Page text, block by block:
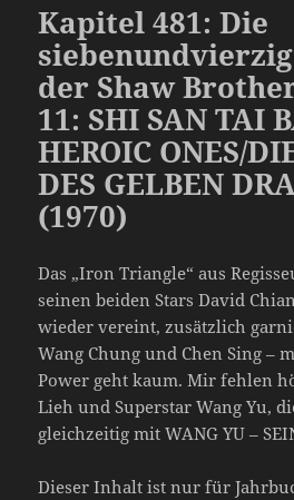
Kapitel 481: Die
der Shaw
11: SHI SAN TAI
HEROIC ONES/
DES GELBEN
(1970)
Das „Iron Triangle“ aus
seinen beiden Stars David
wieder vereint, zusätzlich
Wang Chung und Chen Sing –
Power geht kaum. Mir fehlen
Lieh und Superstar Wang Yu,
gleichzeitig mit WANG YU –
Dieser Inhalt ist nur für